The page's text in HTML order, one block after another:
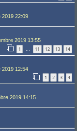
2019 22:09
2019 13:55
1 … 11 12 13 14
2019 12:54
1 2 3 4
2019 14:15